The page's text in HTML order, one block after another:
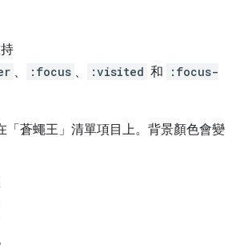
、 :focus 、 :visited 和
:focus-
蒼蠅王」 清單項目上。背景顏色會變